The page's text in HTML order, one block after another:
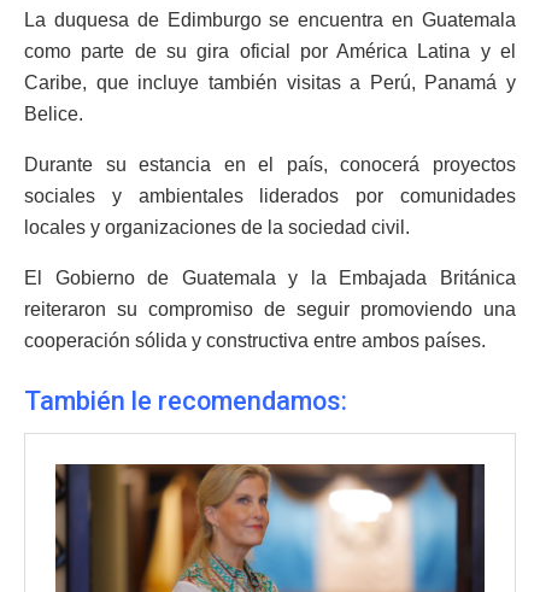
La duquesa de Edimburgo se encuentra en Guatemala
como parte de su gira oficial por América Latina y el
Caribe, que incluye también visitas a Perú, Panamá y
Belice.
Durante su estancia en el país, conocerá proyectos
sociales y ambientales liderados por comunidades
locales y organizaciones de la sociedad civil.
El Gobierno de Guatemala y la Embajada Británica
reiteraron su compromiso de seguir promoviendo una
cooperación sólida y constructiva entre ambos países.
También le recomendamos: